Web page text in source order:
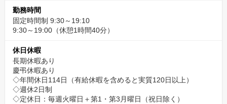
勤務時間
固定時間制 9:30～19:10
9:30～19:00（休憩1時間40分）
休日休暇
長期休暇あり
慶弔休暇あり
◇年間休日114日（有給休暇を含めると実質120日以上）
◇週休2日制
◇定休日：毎週火曜日＋第1・第3月曜日（祝日除く）